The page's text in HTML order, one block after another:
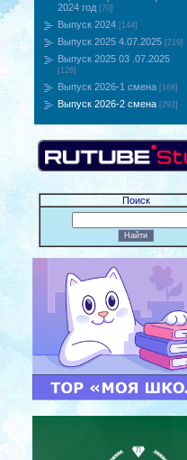
2024 год [70]
Выпуск 2024 [144]
Выпуск 2025 4.07.2025 [219]
Выпуск 2025 03 .07.2025
[126]
Выпуск 2026-1 смена [168]
Выпуск 2026-2 смена [293]
Поиск